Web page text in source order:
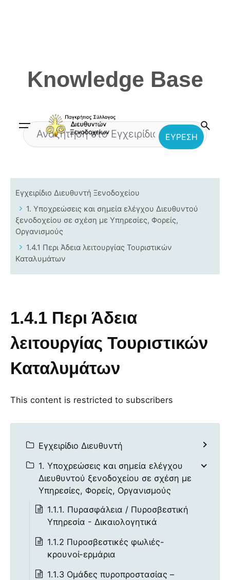
Knowledge Base
Εγχειρίδιο Διευθυντή Ξενοδοχείου
1. Υποχρεώσεις και σημεία ελέγχου Διευθυντού
ξενοδοχείου σε σχέση με Υπηρεσίες, Φορείς,
Οργανισμούς
1.4.1 Περι Άδεια λειτουργίας Τουριστικών
Καταλυμάτων
1.4.1 Περι Άδεια
λειτουργίας Τουριστικών
Καταλυμάτων
This content is restricted to subscribers
Εγχειρίδιο Διευθυντή
1. Υποχρεώσεις και σημεία ελέγχου
Διευθυντού ξενοδοχείου σε σχέση με
Υπηρεσίες, Φορείς, Οργανισμούς
1.1.1. Πυρασφάλεια / Πυροσβεστική
Υπηρεσία - Δικαιολογητικά
1.1.2 Πυροσβεστικές φωλιές-
κρουνοί-ερμάρια
1.1.3 Ομάδες πυροπροστασίας –